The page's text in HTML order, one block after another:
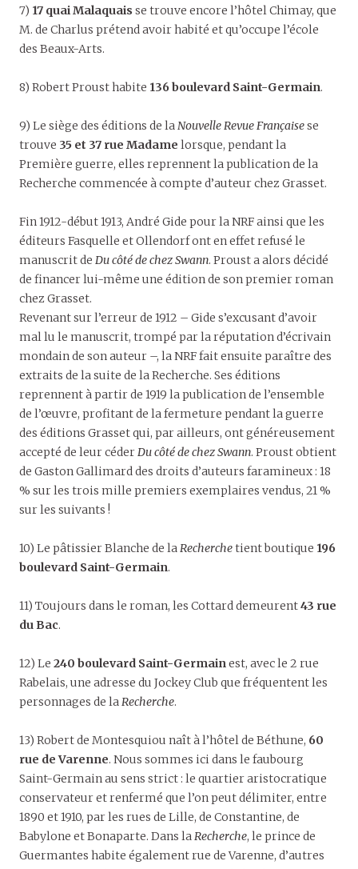
7) 17 quai Malaquais se trouve encore l’hôtel Chimay, que
M. de Charlus prétend avoir habité et qu’occupe l’école
des Beaux-Arts.
8) Robert Proust habite 136 boulevard Saint-Germain.
9) Le siège des éditions de laNouvelle Revue Françaisese
trouve 35 et 37 rue Madame lorsque, pendant la
Première guerre, elles reprennent la publication de la
Recherche commencée à compte d’auteur chez Grasset.
Fin 1912-début 1913, André Gide pour la NRF ainsi que les
éditeurs Fasquelle et Ollendorf ont en effet refusé le
manuscrit de Du côté de chez Swann. Proust a alors décidé
de financer lui-même une édition de son premier roman
chez Grasset.
Revenant sur l’erreur de 1912 – Gide s’excusant d’avoir
mal lu le manuscrit, trompé par la réputation d’écrivain
mondain de son auteur –, la NRF fait ensuite paraître des
extraits de la suite de la Recherche. Ses éditions
reprennent à partir de 1919 la publication de l’ensemble
de l’œuvre, profitant de la fermeture pendant la guerre
des éditions Grasset qui, par ailleurs, ont généreusement
accepté de leur céderDu côté de chez Swann. Proust obtient
de Gaston Gallimard des droits d’auteurs faramineux : 18
% sur les trois mille premiers exemplaires vendus, 21 %
sur les suivants !
10) Le pâtissier Blanche de laRecherchetient boutique 196
boulevard Saint-Germain.
11) Toujours dans le roman, les Cottard demeurent43 rue
du Bac.
12) Le 240 boulevard Saint-Germainest, avec le 2 rue
Rabelais, une adresse du Jockey Club que fréquentent les
personnages de laRecherche.
13) Robert de Montesquiou naît à l’hôtel de Béthune, 60
rue de Varenne. Nous sommes ici dans le faubourg
Saint-Germain au sens strict : le quartier aristocratique
conservateur et renfermé que l’on peut délimiter, entre
1890 et 1910, par les rues de Lille, de Constantine, de
Babylone et Bonaparte. Dans laRecherche, le prince de
Guermantes habite également rue de Varenne, d’autres